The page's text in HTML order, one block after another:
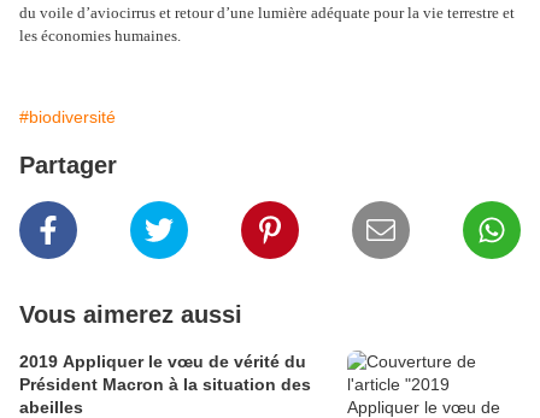
du voile d’aviocirrus et retour d’une lumière adéquate pour la vie terrestre et
les économies humaines.
#biodiversité
Partager
Vous aimerez aussi
2019 Appliquer le vœu de vérité du
Président Macron à la situation des
abeilles